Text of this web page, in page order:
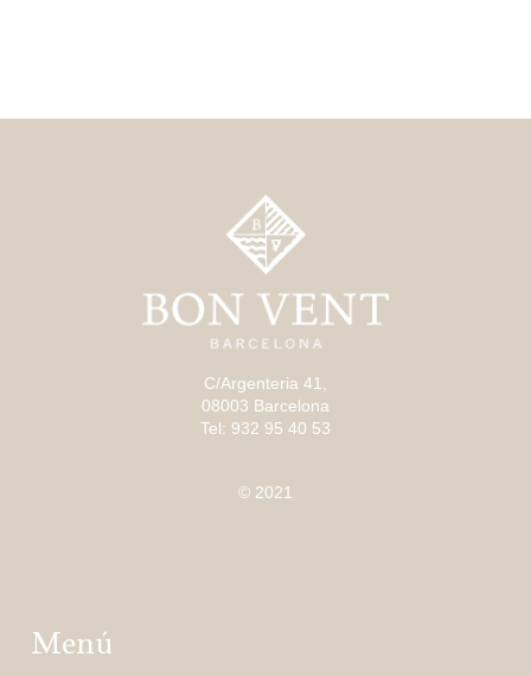
C/Argenteria 41,
08003 Barcelona
Tel: 932 95 40 53
© 2021
Menú